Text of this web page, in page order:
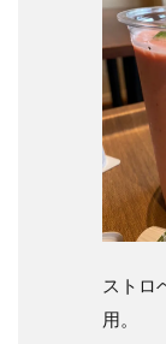
ストロ
用。